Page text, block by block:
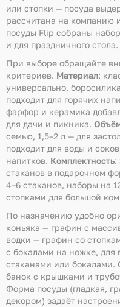
или стопки — посуда
рассчитана на компанию
посуды Flip собраны
и для праздничного стола.
При выборе обращайте
критериев. Материал:
универсально,
подходит для горячих
фарфор и керамика
для дачи и пикника.
семью, 1,5–2 л — для
подходит для воды и
напитков. Комплектность:
стаканов в подарочном
4–6 стаканов, наборы на
стопками для большой
По назначению удобно
коньяка — графин с
водки — графин со
с бокалами на ножке,
стаканами или бокалами.
банок с крышками и
Форма посуды (гладкая,
декором) задаёт